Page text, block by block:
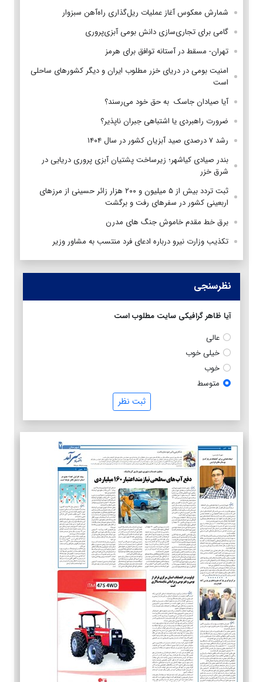
شمارش معکوس آغاز عملیات ریل‌گذاری راه‌آهن سبزوار
گامی برای تجاری‌سازی دانش بومی آبزی‌پروری
تهران- مسقط در آستانه توافق برای هرمز
امنیت بومی در دریای خزر مطلوب ایران و دیگر کشورهای ساحلی
است
آیا صیادان جاسک به حق خود می‌رسند؟
ضرورت راهبردی یا اشتباهی جبران ناپذیر؟
رشد ۷ درصدی صید آبزیان کشور در سال ۱۴۰۴
بندر صیادی کیاشهر؛ زیرساخت پشتیان آبزی پروری دریایی در
شرق خزر
ثبت تردد بیش از ۵ میلیون و ۲۰۰ هزار زائر حسینی از مرزهای
اربعینی کشور در سفرهای رفت و برگشت
برق خط مقدم خاموش جنگ های مدرن
تکذیب وزارت نیرو درباره ادعای فرد منتسب به مشاور وزیر
نظرسنجی
آیا ظاهر گرافیکی سایت مطلوب است
عالی
خیلی خوب
خوب
متوسط
ثبت نظر